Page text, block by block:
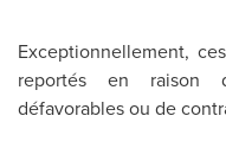
Exceptionnellement,
reportés en raison
défavorables ou de